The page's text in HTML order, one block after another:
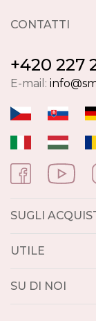
CONTATTI
+420 227
E-mail:
SUGLI
UTILE
SU DI NOI